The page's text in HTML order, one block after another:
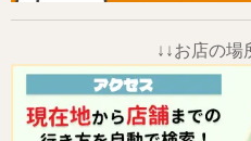
↓↓お店の場